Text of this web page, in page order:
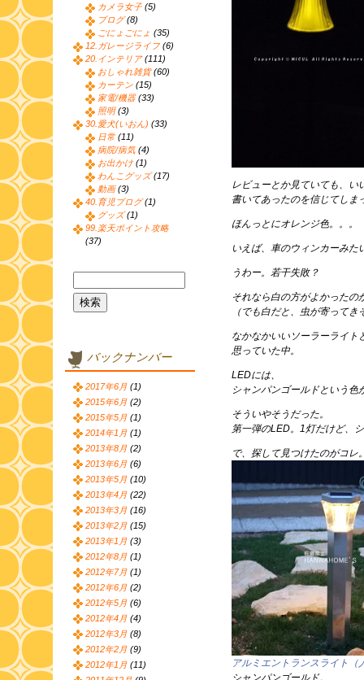
レビューとか見ていても、い
書いてあったのを信じてしま
ほんっとにオレンジ色。。。
いえば、車のウィンカーみた
うわー。若干失敗？
それなら白の方がよかったの
（でも白だと、虫が寄って
なかなかいいソーラーライト
思っていた中。
LEDには、
シャンパンゴールドという色
そういやそうだった。
第一弾のLED。1灯だけど、
で、探して見つけたのがコレ
アルミエントランスライト
シャンパンゴールド。
カメラ女子 (5)
ブログ(8)
ごにょごにょ (35)
12.ガレージライフ (6)
20.インテリア(111)
おしゃれ雑貨(60)
カーテン (15)
家電/機器 (33)
照明(3)
30.愛犬(いおん) (33)
日常 (11)
病院/病気 (4)
お出かけ (1)
わんこグッズ(17)
動画(3)
40.育児ブログ(1)
グッズ(1)
99.楽天ポイント攻略
(37)
バックナンバー
2017年6月 (1)
2015年6月 (2)
2015年5月 (1)
2014年1月 (1)
2013年8月 (2)
2013年6月 (6)
2013年5月 (10)
2013年4月 (22)
2013年3月 (16)
2013年2月 (15)
2013年1月 (3)
2012年8月 (1)
2012年7月 (1)
2012年6月 (2)
2012年5月 (6)
2012年4月 (4)
2012年3月 (8)
2012年2月 (9)
2012年1月 (11)